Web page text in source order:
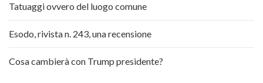
Tatuaggi ovvero del luogo comune
Esodo, rivista n. 243, una recensione
Cosa cambierà con Trump presidente?